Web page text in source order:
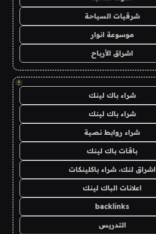
شرقيات السياحة
موسوعة انوار
اشراق الأرباح
!
شراء باك لينك
شراء باك لينك
شراء روابط نصية
باقات باك لينك
اشراق لنك، شراء باكلينكات
اعلانات الباك لينك
backlinks
التدريس